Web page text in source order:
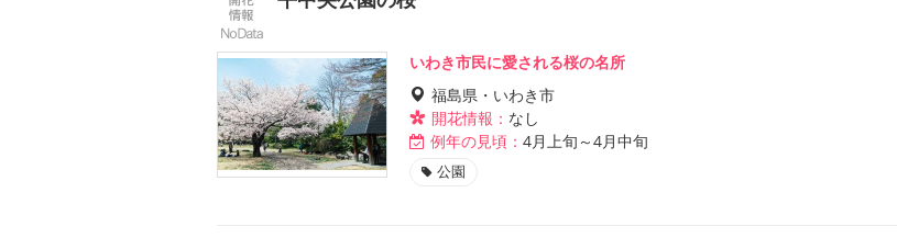
いわき市民に愛される桜の名所
福島県・いわき市
開花情報： なし
例年の見頃： 4月上旬～4月中旬
公園